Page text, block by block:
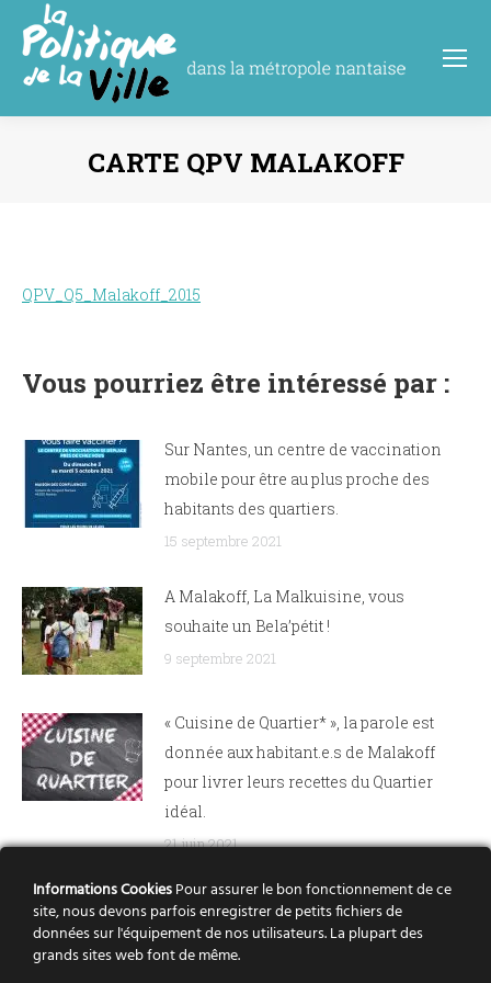
CARTE QPV MALAKOFF
QPV_Q5_Malakoff_2015
Vous pourriez être intéressé par :
Sur Nantes, un centre de vaccination
mobile pour être au plus proche des
habitants des quartiers.
15 septembre 2021
A Malakoff, La Malkuisine, vous
souhaite un Bela’pétit !
9 septembre 2021
« Cuisine de Quartier* », la parole est
donnée aux habitant.e.s de Malakoff
pour livrer leurs recettes du Quartier
idéal.
21 juin 2021
Depuis avril 2021, les K@arioles vont à la
rencontre des habitant.e.s sur 4 quartiers
pour les accompagner dans leurs
Informations CookiesPour assurer le bon fonctionnement de ce
site, nous devons parfois enregistrer de petits fichiers de
données sur l'équipement de nos utilisateurs. La plupart des
grands sites web font de même.